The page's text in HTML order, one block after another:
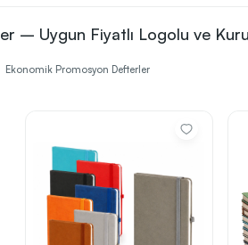
2
baskı yönü ve adet gibi
– Uygun Fiyatlı Logolu ve
Ekonomik Promosyon Defterler